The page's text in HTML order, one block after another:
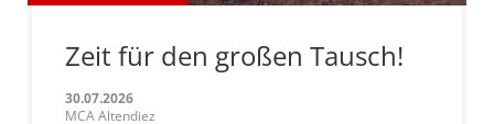
Zeit für den großen Tausch!
30.07.2026
MCA Altendiez